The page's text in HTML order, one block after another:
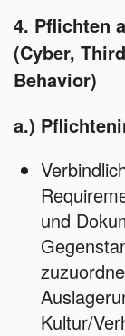
4. Pflichten
(Cyber,
Behavior)
a.)
und
Kultur/